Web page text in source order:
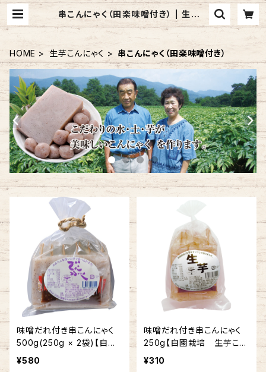
串こんにゃく（田楽味噌付き） | 生芋こ
んにゃくの田口農園
HOME 生芋こんにゃく 串こんにゃく（田楽味噌付き）
味噌だれ付き串こんにゃく
500g(250g × 2袋)【自園
栽培 生芋こんにゃく】
¥580
味噌だれ付き串こんにゃく
250g【自園栽培 生芋こん
にゃく】
¥310